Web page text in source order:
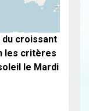
du croissant
les critères
le Mardi